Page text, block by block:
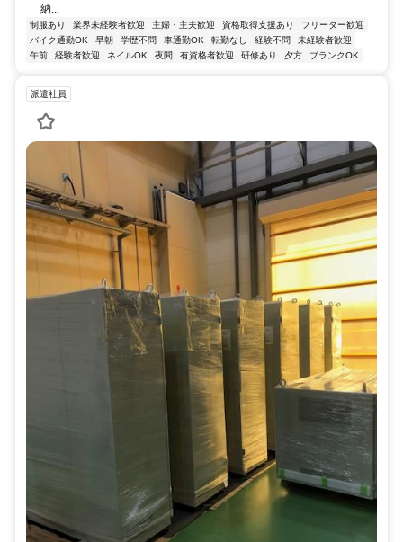
納...
制服あり 業界未経験者歓迎 主婦・主夫歓迎 資格取得支援あり
フリーター歓迎
バイク通勤OK
早朝 学歴不問 車通勤OK 転勤なし 経験不問
未経験者歓迎
午前
経験者歓迎 ネイルOK 夜間 有資格者歓迎 研修あり 夕方 ブランクOK
派遣社員